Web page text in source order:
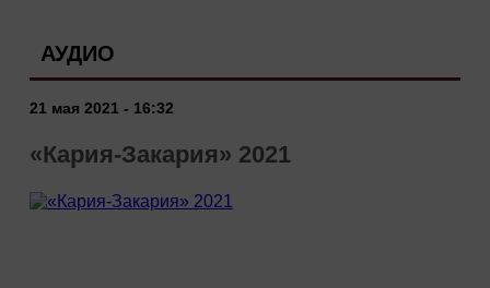
АУДИО
21 мая 2021 - 16:32
«Кария-Закария» 2021